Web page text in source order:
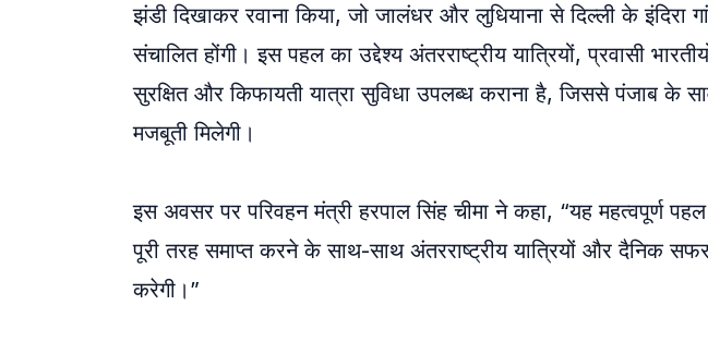
झंडी दिखाकर रवाना किया, जो जालंधर और लुधियाना से दिल्ली के इंदिरा
संचालित होंगी। इस पहल का उद्देश्य अंतरराष्ट्रीय यात्रियों, प्रवासी
सुरक्षित और किफायती यात्रा सुविधा उपलब्ध कराना है, जिससे पंजाब के
मजबूती मिलेगी।
इस अवसर पर परिवहन मंत्री हरपाल सिंह चीमा ने कहा, “यह महत्वपूर्ण पहल
पूरी तरह समाप्त करने के साथ-साथ अंतरराष्ट्रीय यात्रियों और दैनिक
करेगी।”